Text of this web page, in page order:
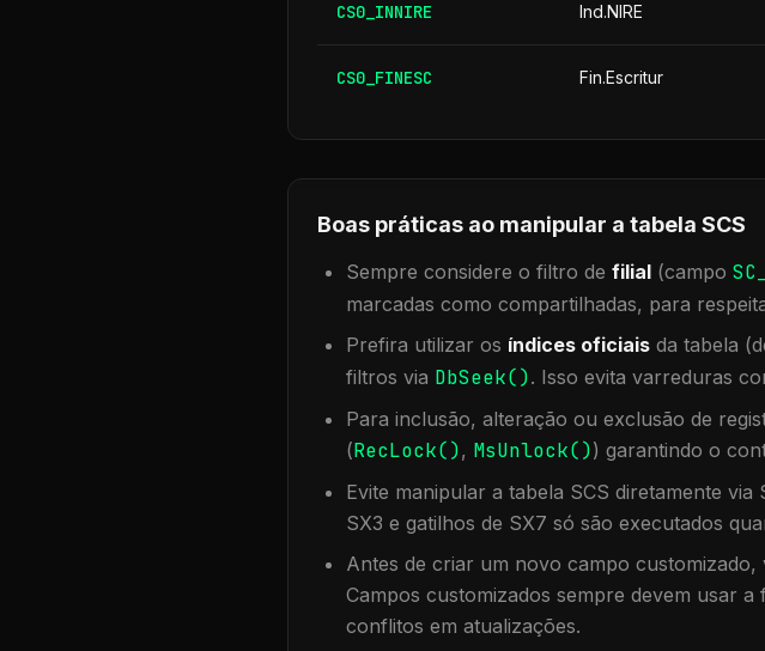
CS0_INNIRE Ind.NIRE
CS0_FINESC Fin.Escritur
Boas práticas ao manipular a tabela SCS
Sempre considere o filtro de filial (campo
marcadas como compartilhadas, para
Prefira utilizar os índices oficiais da tabela
filtros via DbSeek(). Isso evita varreduras
Para inclusão, alteração ou exclusão de
(RecLock(), MsUnlock()) garantindo o
Evite manipular a tabela SCS diretamente via
SX3 e gatilhos de SX7 só são executados
Antes de criar um novo campo
Campos customizados sempre devem usar
conflitos em atualizações.